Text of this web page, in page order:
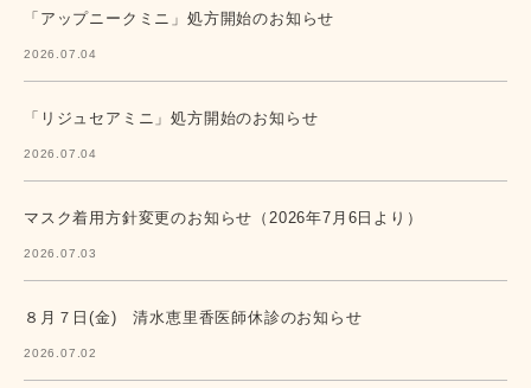
「アップニークミニ」処方開始のお知らせ
2026.07.04
「リジュセアミニ」処方開始のお知らせ
2026.07.04
マスク着用方針変更のお知らせ（2026年7月6日より）
2026.07.03
８月７日(金) 清水恵里香医師休診のお知らせ
2026.07.02